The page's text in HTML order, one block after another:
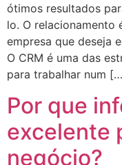
ótimos resultados
lo. O relacionamento
empresa que deseja
O CRM é uma das
para trabalhar num
Por que
excelente
negócio?